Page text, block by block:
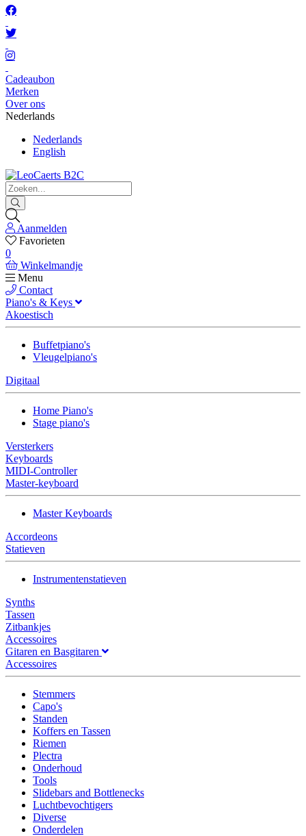
Cadeaubon
Merken
Over ons
Nederlands
Nederlands
English
Aanmelden
Favorieten
0
Winkelmandje
Menu
Contact
Piano's & Keys
Akoestisch
Buffetpiano's
Vleugelpiano's
Digitaal
Home Piano's
Stage piano's
Versterkers
Keyboards
MIDI-Controller
Master-keyboard
Master Keyboards
Accordeons
Statieven
Instrumentenstatieven
Synths
Tassen
Zitbankjes
Accessoires
Gitaren en Basgitaren
Accessoires
Stemmers
Capo's
Standen
Koffers en Tassen
Riemen
Plectra
Onderhoud
Tools
Slidebars and Bottlenecks
Luchtbevochtigers
Diverse
Onderdelen